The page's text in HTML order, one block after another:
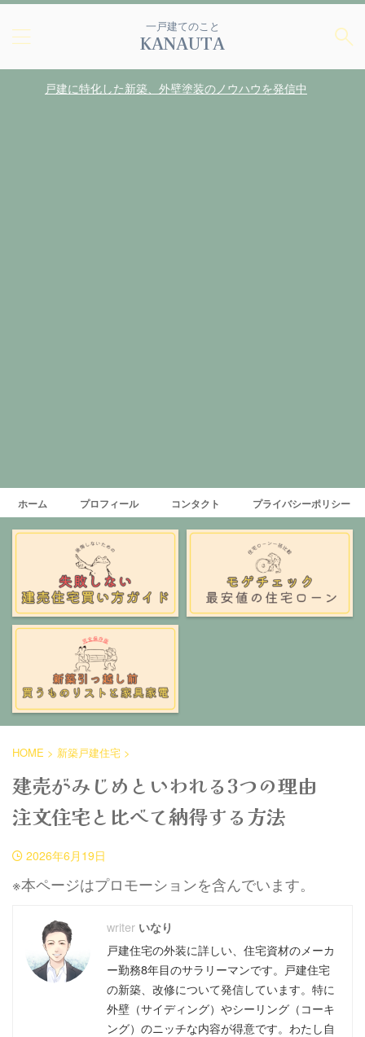
一戸建てのこと
KANAUTA
戸建に特化した新築、外壁塗装のノウハウを発信中
ホーム プロフィール コンタクト プライバシーポリシー
HOME > 新築戸建住宅 >
建売がみじめといわれる3つの理由
注文住宅と比べて納得する方法
2026年6月19日
※本ページはプロモーションを含んでいます。
いなり
戸建住宅の外装に詳しい、住宅資材のメーカ
ー勤務8年目のサラリーマンです。戸建住宅
の新築、改修について発信しています。特に
外壁（サイディング）やシーリング（コーキ
ング）のニッチな内容が得意です。わたし自